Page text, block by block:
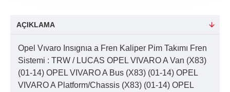
AÇIKLAMA
Opel Vıvaro Insıgnıa a Fren Kaliper Pim Takımı Fren
Sistemi : TRW / LUCAS OPEL VIVARO A Van (X83)
(01-14) OPEL VIVARO A Bus (X83) (01-14) OPEL
VIVARO A Platform/Chassis (X83) (01-14) OPEL